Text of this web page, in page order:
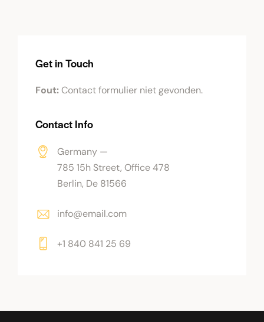
Get in Touch
Fout:Contact formulier niet gevonden.
Contact Info
Germany —
785 15h Street, Office 478
Berlin, De 81566
info@email.com
+1 840 841 25 69